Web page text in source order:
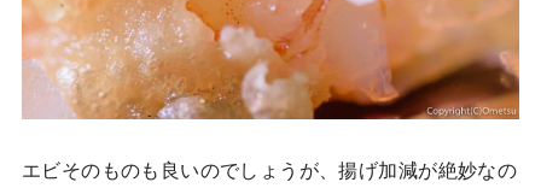
エビそのものも良いのでしょうが、揚げ加減が絶妙なの